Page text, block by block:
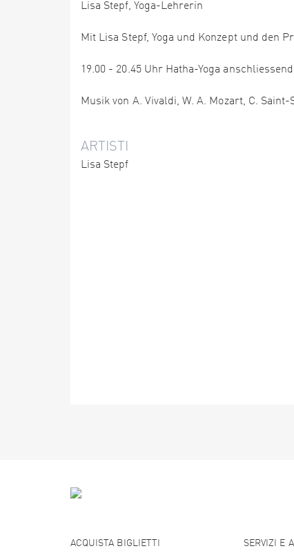
Lisa Stepf, Yoga-Lehrerin
Mit Lisa Stepf, Yoga und Konzept und den
19.00 - 20.45 Uhr Hatha-Yoga
Musik von A. Vivaldi, W. A. Mozart, C. Saint-
ARTISTI
Lisa Stepf
ACQUISTA BIGLIETTI SERVIZI E